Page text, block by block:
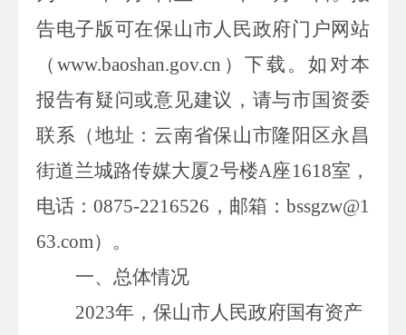
告电子版可在保山市人民政府门户网站
（www.baoshan.gov.cn ）下载。如对本
报告有疑问或意见建议， 请与市国资委
联系（地址：云南省保山市隆阳区永昌
街道兰城路传媒大厦2号楼A座1618室 ，
电话：0875-2216526 ，邮箱 ： bssgzw@1
63.com） 。
一、总体情况
2023年，保山市人民政府国有资产